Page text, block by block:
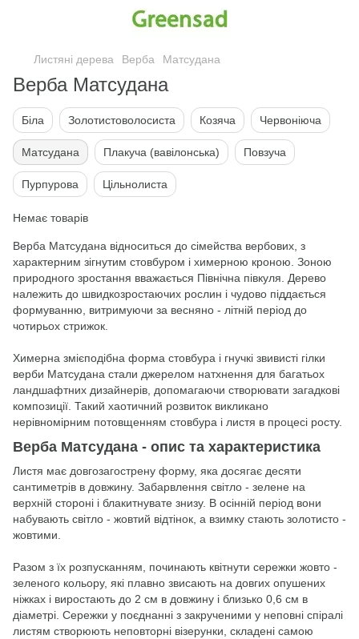
Листяні дерева Верба Матсудана
Верба Матсудана
Біла Золотистоволосиста Козяча Червоніюча
Матсудана Плакуча (вавілонська) Повзуча
Пурпурова Цільнолиста
Немає товарів
Верба Матсудана відноситься до сімейства вербових, з
характерним зігнутим стовбуром і химерною кроною. Зоною
природного зростання вважається Північна півкуля. Дерево
належить до швидкозростаючих рослин і чудово піддається
формуванню, витримуючи за весняно - літній період до
чотирьох стрижок.
Химерна змієподібна форма стовбура і гнучкі звивисті гілки
верби Матсудана стали джерелом натхнення для багатьох
ландшафтних дизайнерів, допомагаючи створювати загадкові
композиції. Такий хаотичний розвиток викликано
нерівномірним потовщенням стовбура і листя в процесі росту.
Верба Матсудана - опис та характеристика
Листя має довгозагострену форму, яка досягає десяти
сантиметрів в довжину. Забарвлення світло - зелене на
верхній стороні і блакитнувате знизу. В осінній період вони
набувають світло - жовтий відтінок, а взимку стають золотисто -
жовтими.
Разом з їх розпусканням, починають квітнути сережки жовто -
зеленого кольору, які плавно звисають на довгих опушених
ніжках і виростають до 2 см в довжину і близько 0,6 см в
діаметрі. Сережки у поєднанні з закрученими у неповні спіралі
листям створюють неповторні візерунки, складені самою